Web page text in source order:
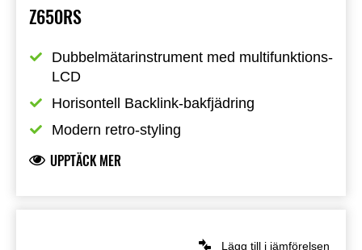
Z650RS
Dubbelmätarinstrument med multifunktions-
LCD
Horisontell Backlink-bakfjädring
Modern retro-styling
UPPTÄCK MER
Lägg till i jämförelsen